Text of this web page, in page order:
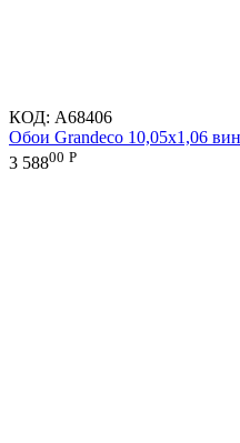
КОД: A68406
Обои Grandeco 10,05х1,06
3 58800 Р